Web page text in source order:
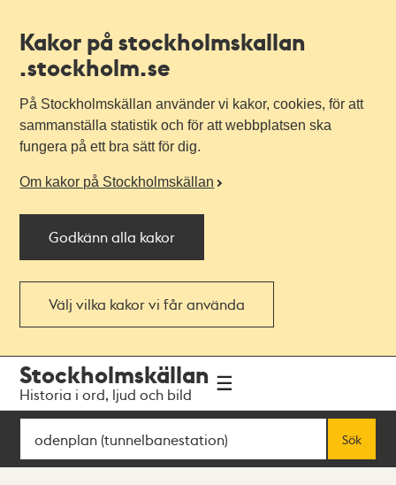
Kakor på stockholmskallan
.stockholm.se
På Stockholmskällan använder vi kakor, cookies, för att
sammanställa statistik och för att webbplatsen ska
fungera på ett bra sätt för dig.
Om kakor på Stockholmskällan
Godkänn alla kakor
Välj vilka kakor vi får använda
navigationen
huvudinnehållet
Stockholmskällan
Historia i ord, ljud och bild
Sök
Sök